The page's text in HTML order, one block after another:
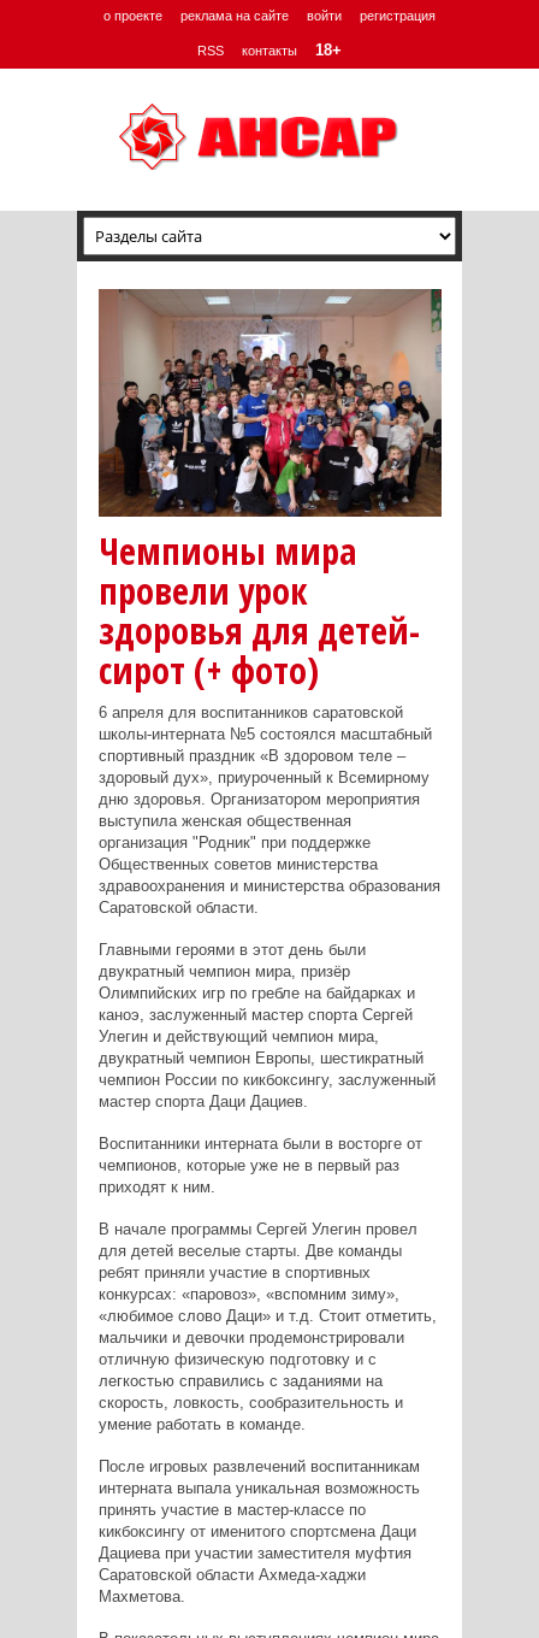
о проекте реклама на сайте войти регистрация
RSS контакты 18+
Чемпионы мира
провели урок
здоровья для детей-
сирот (+ фото)
6 апреля для воспитанников саратовской
школы-интерната №5 состоялся масштабный
спортивный праздник «В здоровом теле –
здоровый дух», приуроченный к Всемирному
дню здоровья. Организатором мероприятия
выступила женская общественная
организация "Родник" при поддержке
Общественных советов министерства
здравоохранения и министерства образования
Саратовской области.
Главными героями в этот день были
двукратный чемпион мира, призёр
Олимпийских игр по гребле на байдарках и
каноэ, заслуженный мастер спорта Сергей
Улегин и действующий чемпион мира,
двукратный чемпион Европы, шестикратный
чемпион России по кикбоксингу, заслуженный
мастер спорта Даци Дациев.
Воспитанники интерната были в восторге от
чемпионов, которые уже не в первый раз
приходят к ним.
В начале программы Сергей Улегин провел
для детей веселые старты. Две команды
ребят приняли участие в спортивных
конкурсах: «паровоз», «вспомним зиму»,
«любимое слово Даци» и т.д. Стоит отметить,
мальчики и девочки продемонстрировали
отличную физическую подготовку и с
легкостью справились с заданиями на
скорость, ловкость, сообразительность и
умение работать в команде.
После игровых развлечений воспитанникам
интерната выпала уникальная возможность
принять участие в мастер-классе по
кикбоксингу от именитого спортсмена Даци
Дациева при участии заместителя муфтия
Саратовской области Ахмеда-хаджи
Махметова.